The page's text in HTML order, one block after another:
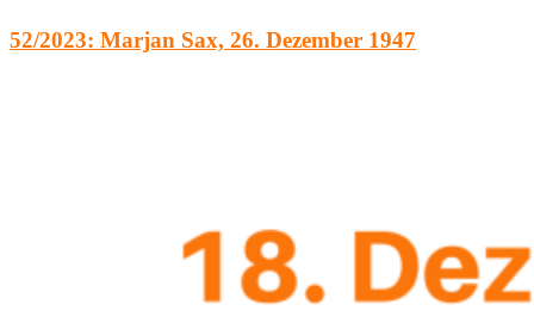
52/2023: Marjan Sax, 26. Dezember 1947